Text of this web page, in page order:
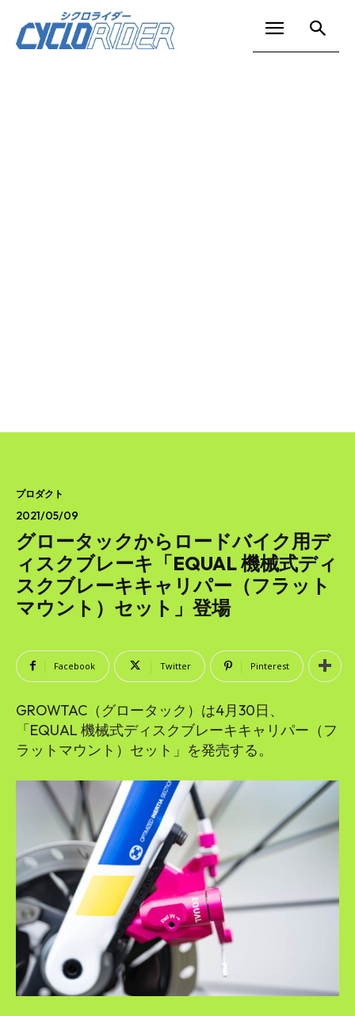
プロダクト
2021/05/09
グロータックからロードバイク用デ
ィスクブレーキ「EQUAL 機械式ディ
スクブレーキキャリパー（フラット
マウント）セット」登場
Facebook Twitter Pinterest
GROWTAC（グロータック）は4月30日、
「EQUAL 機械式ディスクブレーキキャリパー（フ
ラットマウント）セット」を発売する。